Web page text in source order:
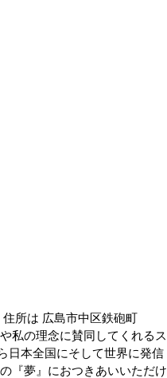
所は 広島市中区鉄砲町
私の理念に賛同してくれるス
日本全国にそして世界に発信
『夢』におつきあいいただけ